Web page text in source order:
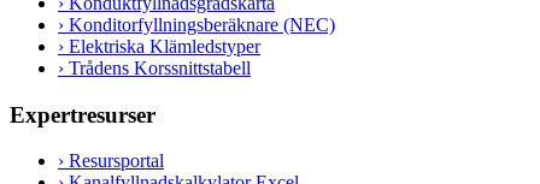
› Konditorfyllningsberäknare (NEC)
› Elektriska Klämledstyper
› Trådens Korssnittstabell
Expertresurser
› Resursportal